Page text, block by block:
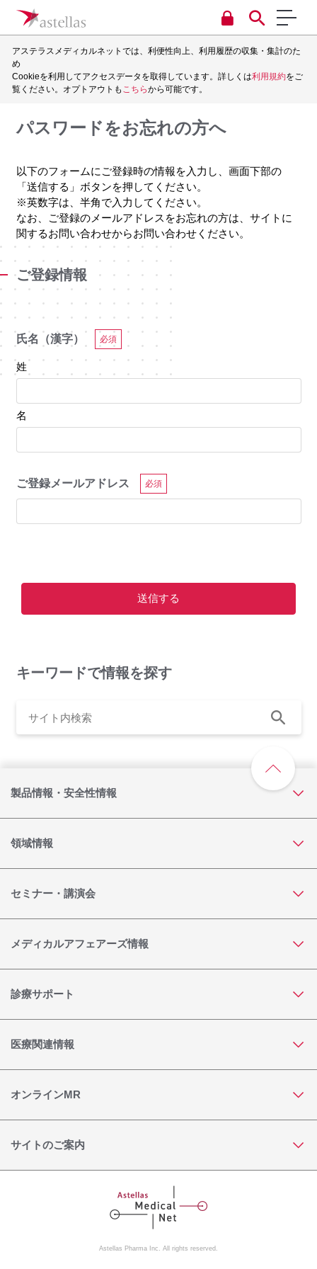
アステラスメディカルネットでは、利便性向上、利用履歴の収集・集計のた
め
Cookieを利用してアクセスデータを取得しています。詳しくは利用規約をご
覧ください。オプトアウトも こちらから可能です。
パスワードをお忘れの方へ
以下のフォームにご登録時の情報を入力し、画面下部の
「送信する」ボタンを押してください。
※英数字は、半角で入力してください。
なお、ご登録のメールアドレスをお忘れの方は、サイトに
関するお問い合わせからお問い合わせください。
ご登録情報
氏名（漢字） 必須
姓
名
ご登録メールアドレス 必須
キーワードで情報を探す
製品情報・安全性情報
領域情報
セミナー・講演会
メディカルアフェアーズ情報
診療サポート
医療関連情報
オンラインMR
サイトのご案内
Astellas Pharma Inc. All rights reserved.